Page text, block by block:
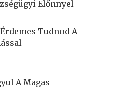
Előnnyel
Tudnod A
A Magas